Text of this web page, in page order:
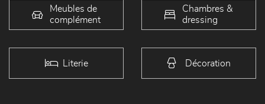
Meubles de
complément
Chambres &
dressing
Literie Décoration